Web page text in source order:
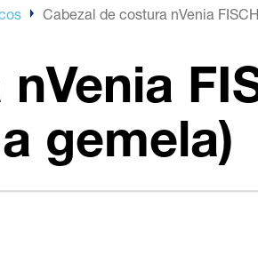
Cabezal de costura nVenia
gemela)